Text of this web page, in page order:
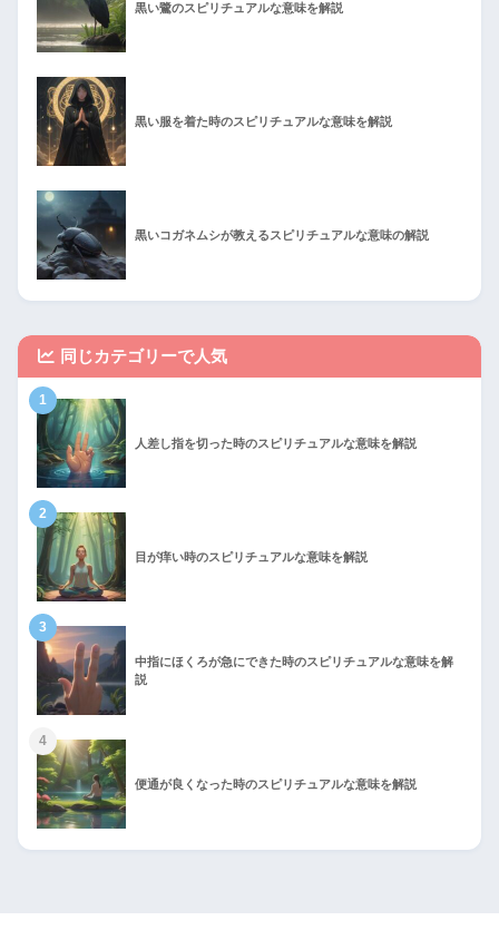
黒い鷺のスピリチュアルな意味を解説
黒い服を着た時のスピリチュアルな意味を解説
黒いコガネムシが教えるスピリチュアルな意味の解説
同じカテゴリーで人気
1
人差し指を切った時のスピリチュアルな意味を解説
2
目が痒い時のスピリチュアルな意味を解説
3
中指にほくろが急にできた時のスピリチュアルな意味を解
説
4
便通が良くなった時のスピリチュアルな意味を解説